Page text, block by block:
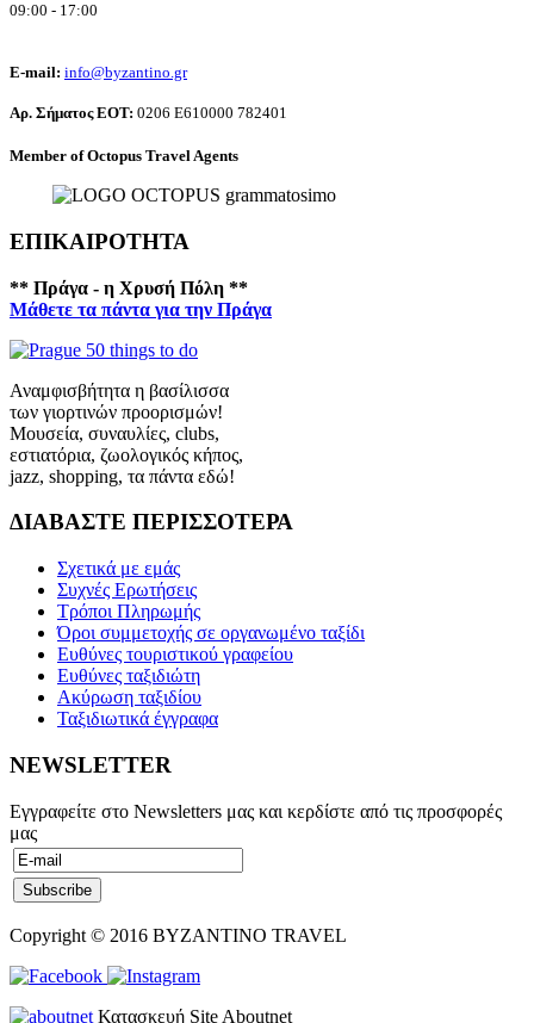
09:00 - 17:00
E-mail: info@byzantino.gr
Αρ. Σήματος ΕΟΤ: 0206 Ε610000 782401
Member of Octopus Travel Agents
ΕΠΙΚΑΙΡΟΤΗΤΑ
** Πράγα - η Χρυσή Πόλη **
Μάθετε τα πάντα για την Πράγα
Αναμφισβήτητα η βασίλισσα
των γιορτινών προορισμών!
Μουσεία, συναυλίες, clubs,
εστιατόρια, ζωολογικός κήπος,
jazz, shopping, τα πάντα εδώ!
ΔΙΑΒΑΣΤΕ ΠΕΡΙΣΣΟΤΕΡΑ
Σχετικά με εμάς
Συχνές Ερωτήσεις
Τρόποι Πληρωμής
Όροι συμμετοχής σε οργανωμένο ταξίδι
Ευθύνες τουριστικού γραφείου
Ευθύνες ταξιδιώτη
Ακύρωση ταξιδίου
Ταξιδιωτικά έγγραφα
NEWSLETTER
Εγγραφείτε στο Newsletters μας και κερδίστε από τις προσφορές
μας
Copyright © 2016 BYZANTINO TRAVEL
Κατασκευή Site Aboutnet